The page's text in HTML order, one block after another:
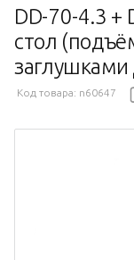
DD-70-4.3 +
стол
Код товара: n60647